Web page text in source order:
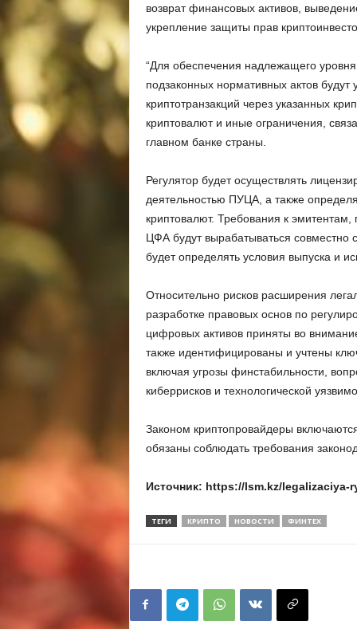
возврат финансовых активов,
укрепление защиты прав
“Для обеспечения надлежащего
подзаконных нормативных актов
криптотранзакций через указанных
криптовалют и иные ограничения,
главном банке страны.
Регулятор будет осуществлять
деятельностью ПУЦА, а также
криптовалют. Требования к
ЦФА будут вырабатываться совместно
будет определять условия выпуска и
Относительно рисков расширения
разработке правовых основ по
цифровых активов приняты во
также идентифицированы и учтены
включая угрозы финстабильности,
киберрисков и технологической
Законом криптопровайдеры
обязаны соблюдать требования
Источник: https://lsm.kz/
ТЕГИ КРИПТО НОВОСТИ ФИНТЕХ